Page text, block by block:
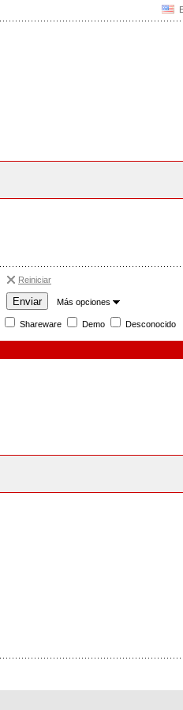
Reiniciar
Más opciones
Shareware Demo Desconocido